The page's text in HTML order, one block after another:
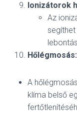
Ionizátorok
Az
Hőlégmosás:
A
klíma belső